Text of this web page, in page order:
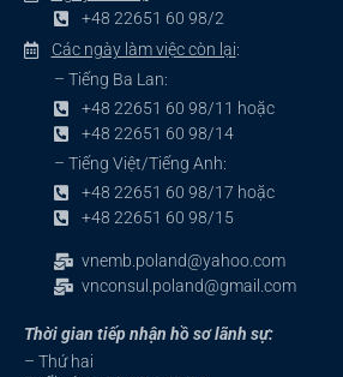
+48 22651 60 98/2
Các ngày làm việc còn lại:
– Tiếng Ba Lan:
+48 22651 60 98/11 hoặc
+48 22651 60 98/14
– Tiếng Việt/Tiếng Anh:
+48 22651 60 98/17 hoặc
+48 22651 60 98/15
vnemb.poland@yahoo.com
vnconsul.poland@gmail.com
Thời gian tiếp nhận hồ sơ lãnh sự:
– Thứ hai